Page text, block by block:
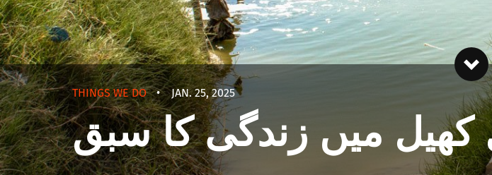
THINGS WE DO • JAN. 25, 2025
کھیل میں زندگی کا سبق